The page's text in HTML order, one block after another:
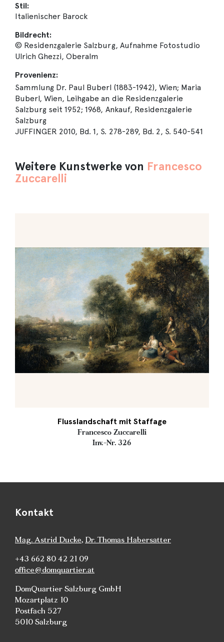
Stil:
Italienischer Barock
Bildrecht:
© Residenzgalerie Salzburg, Aufnahme Fotostudio
Ulrich Ghezzi, Oberalm
Provenienz:
Sammlung Dr. Paul Buberl (1883-1942), Wien; Maria
Buberl, Wien, Leihgabe an die Residenzgalerie
Salzburg seit 1952; 1968, Ankauf, Residenzgalerie
Salzburg
JUFFINGER 2010, Bd. 1, S. 278-289, Bd. 2, S. 540-541
Weitere Kunstwerke von Francesco
Zuccarelli
Flusslandschaft mit Staffage
Francesco Zuccarelli
Inv.-Nr. 326
Kontakt
Mag. Astrid Ducke, Dr. Thomas Habersatter
+43 662 80 42 21 09
office@domquartier.at
DomQuartier Salzburg GmbH
Mozartplatz 10
Postfach 527
5010 Salzburg